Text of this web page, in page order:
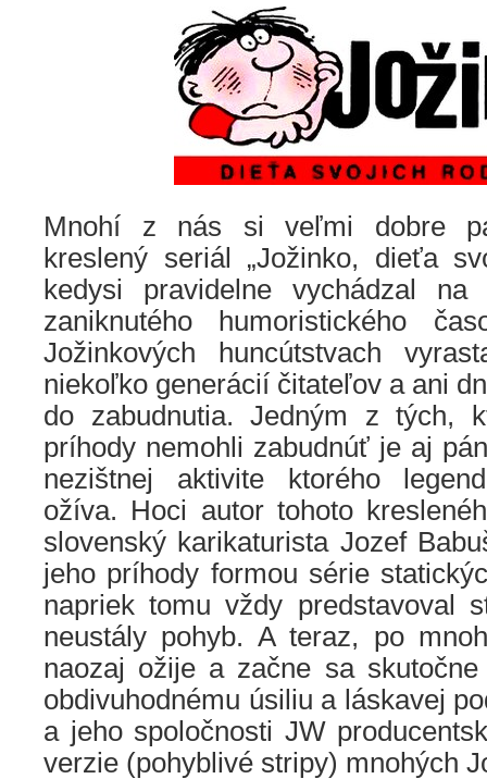
Mnohí z nás si veľmi dobre
kreslený seriál „Jožinko, dieťa
kedysi pravidelne vychádzal
zaniknutého humoristického
Jožinkových huncútstvach
niekoľko generácií čitateľov a ani
do zabudnutia. Jedným z tých,
príhody nemohli zabudnúť je aj
nezištnej aktivite ktorého
ožíva. Hoci autor tohoto
slovenský karikaturista Jozef
jeho príhody formou série
napriek tomu vždy predstavoval
neustály pohyb. A teraz, po
naozaj ožije a začne sa
obdivuhodnému úsiliu a láskavej
a jeho spoločnosti JW
verzie (pohyblivé stripy) mnohých